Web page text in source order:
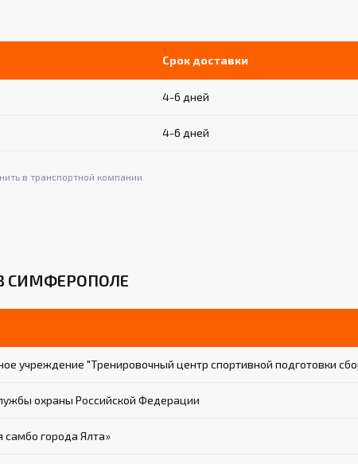
Срок доставки
4-6 дней
4-6 дней
в транспортной компании.
СИМФЕРОПОЛЕ
учреждение "Тренировочный центр спортивной подготовки
охраны Российской Федерации
города Ялта»